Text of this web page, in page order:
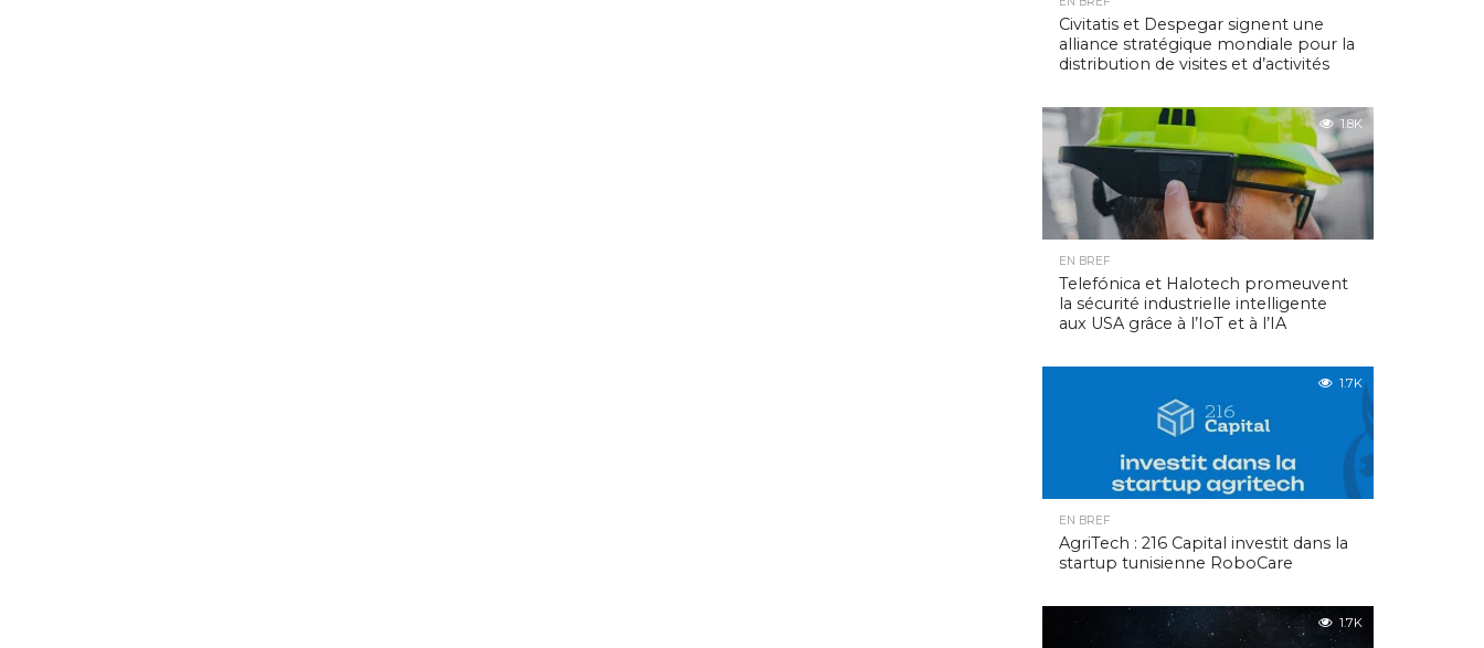
Civitatis et Despegar signent une
alliance stratégique mondiale pour la
distribution de visites et d’activités
1.8K
EN BREF
Telefónica et Halotech promeuvent
la sécurité industrielle intelligente
aux USA grâce à l’IoT et à l’IA
1.7K
EN BREF
AgriTech : 216 Capital investit dans la
startup tunisienne RoboCare
1.7K